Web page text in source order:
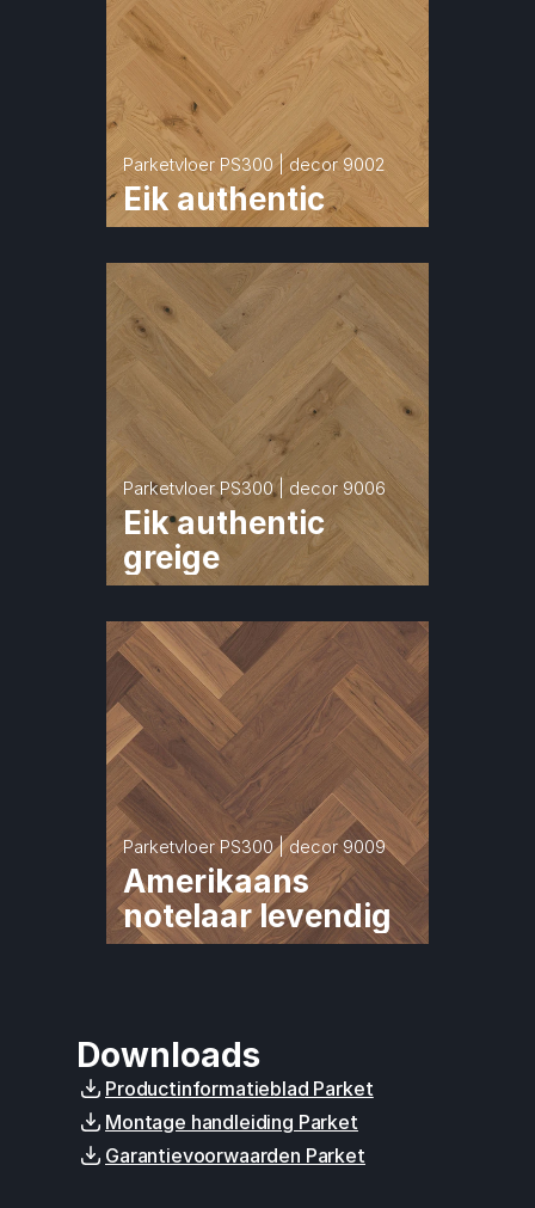
Parketvloer PS300 | decor 9002
Eik authentic
Parketvloer PS300 | decor 9006
Eik authentic
greige
Parketvloer PS300 | decor 9009
Amerikaans
notelaar levendig
Downloads
Productinformatieblad Parket
Montage handleiding Parket
Garantievoorwaarden Parket